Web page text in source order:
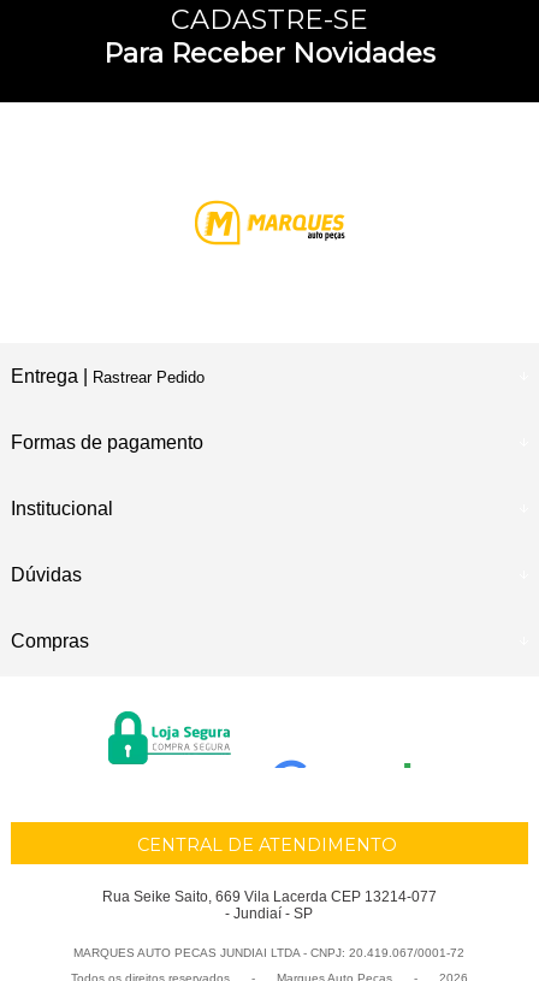
CADASTRE-SE
Para Receber Novidades
Entrega | Rastrear Pedido
Formas de pagamento
Institucional
Dúvidas
Compras
CENTRAL DE ATENDIMENTO
Rua Seike Saito, 669 Vila Lacerda CEP 13214-077
- Jundiaí - SP
MARQUES AUTO PECAS JUNDIAI LTDA - CNPJ: 20.419.067/0001-72